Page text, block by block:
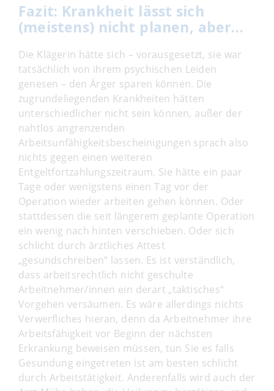
Fazit: Krankheit lässt sich
(meistens) nicht planen, aber…
Die Klägerin hätte sich – vorausgesetzt, sie war
tatsächlich von ihrem psychischen Leiden
genesen – den Ärger sparen können. Die
zugrundeliegenden Krankheiten hätten
unterschiedlicher nicht sein können, außer der
nahtlos angrenzenden
Arbeitsunfähigkeitsbescheinigungen sprach also
nichts gegen einen weiteren
Entgeltfortzahlungszeitraum. Sie hätte ein paar
Tage oder wenigstens einen Tag vor der
Operation wieder arbeiten gehen können. Oder
stattdessen die seit längerem geplante Operation
ein wenig nach hinten verschieben. Oder sich
schlicht durch ärztliches Attest
„gesundschreiben“ lassen. Es ist verständlich,
dass arbeitsrechtlich nicht geschulte
Arbeitnehmer/innen ein derart „taktisches“
Vorgehen versäumen. Es wäre allerdings nichts
Verwerfliches hieran, denn da Arbeitnehmer ihre
Arbeitsfähigkeit vor Beginn der nächsten
Erkrankung beweisen müssen, tun Sie es falls
Gesundung eingetreten ist am besten schlicht
durch Arbeitstätigkeit. Anderenfalls wird auch der